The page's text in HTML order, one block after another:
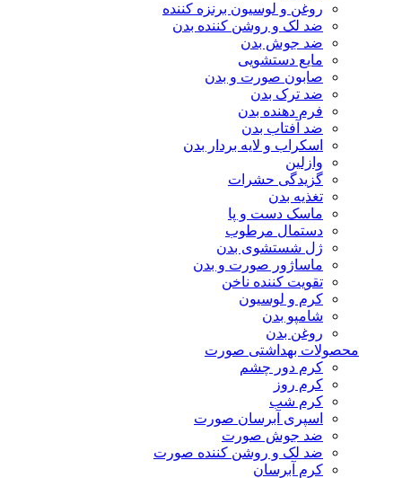
روغن و لوسیون برنزه کننده
ضد لک و روشن کننده بدن
ضد جوش بدن
مایع دستشویی
صابون صورت و بدن
ضد ترک بدن
فرم دهنده بدن
ضد آفتاب بدن
اسکراب و لایه بردار بدن
وازلین
گزیدگی حشرات
تغذیه بدن
ماسک دست و پا
دستمال مرطوب
ژل شستشوی بدن
ماساژور صورت و بدن
تقویت کننده ناخن
کرم و لوسیون
شامپو بدن
روغن بدن
محصولات بهداشتی صورت
کرم دور چشم
کرم روز
کرم شب
اسپری آبرسان صورت
ضد جوش صورت
ضد لک و روشن کننده صورت
کرم آبرسان